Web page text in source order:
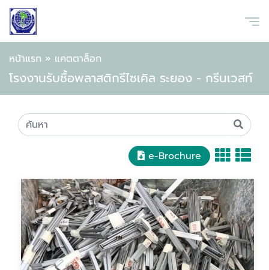
หน้าแรก » แคตตาล็อก
โรงงานรับซื้อพลาสติกรีไซเคิล ระยอง - กรีนเวสท์
e-Brochure